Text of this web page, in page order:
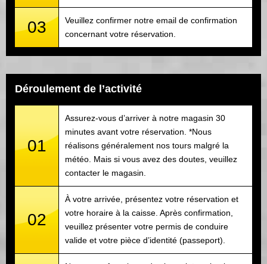
03
Veuillez confirmer notre email de confirmation
concernant votre réservation.
Déroulement de l’activité
01
Assurez-vous d’arriver à notre magasin 30
minutes avant votre réservation. *Nous
réalisons généralement nos tours malgré la
météo. Mais si vous avez des doutes, veuillez
contacter le magasin.
02
À votre arrivée, présentez votre réservation et
votre horaire à la caisse. Après confirmation,
veuillez présenter votre permis de conduire
valide et votre pièce d’identité (passeport).